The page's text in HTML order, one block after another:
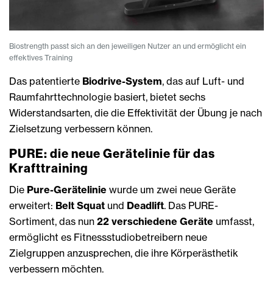
Biostrength passt sich an den jeweiligen Nutzer an und ermöglicht ein
effektives Training
Das patentierte Biodrive-System, das auf Luft- und
Raumfahrttechnologie basiert, bietet sechs
Widerstandsarten, die die Effektivität der Übung je nach
Zielsetzung verbessern können.
PURE: die neue Gerätelinie für das
Krafttraining
Die Pure-Gerätelinie wurde um zwei neue Geräte
erweitert: Belt Squat und Deadlift. Das PURE-
Sortiment, das nun 22 verschiedene Geräte umfasst,
ermöglicht es Fitnessstudiobetreibern neue
Zielgruppen anzusprechen, die ihre Körperästhetik
verbessern möchten.